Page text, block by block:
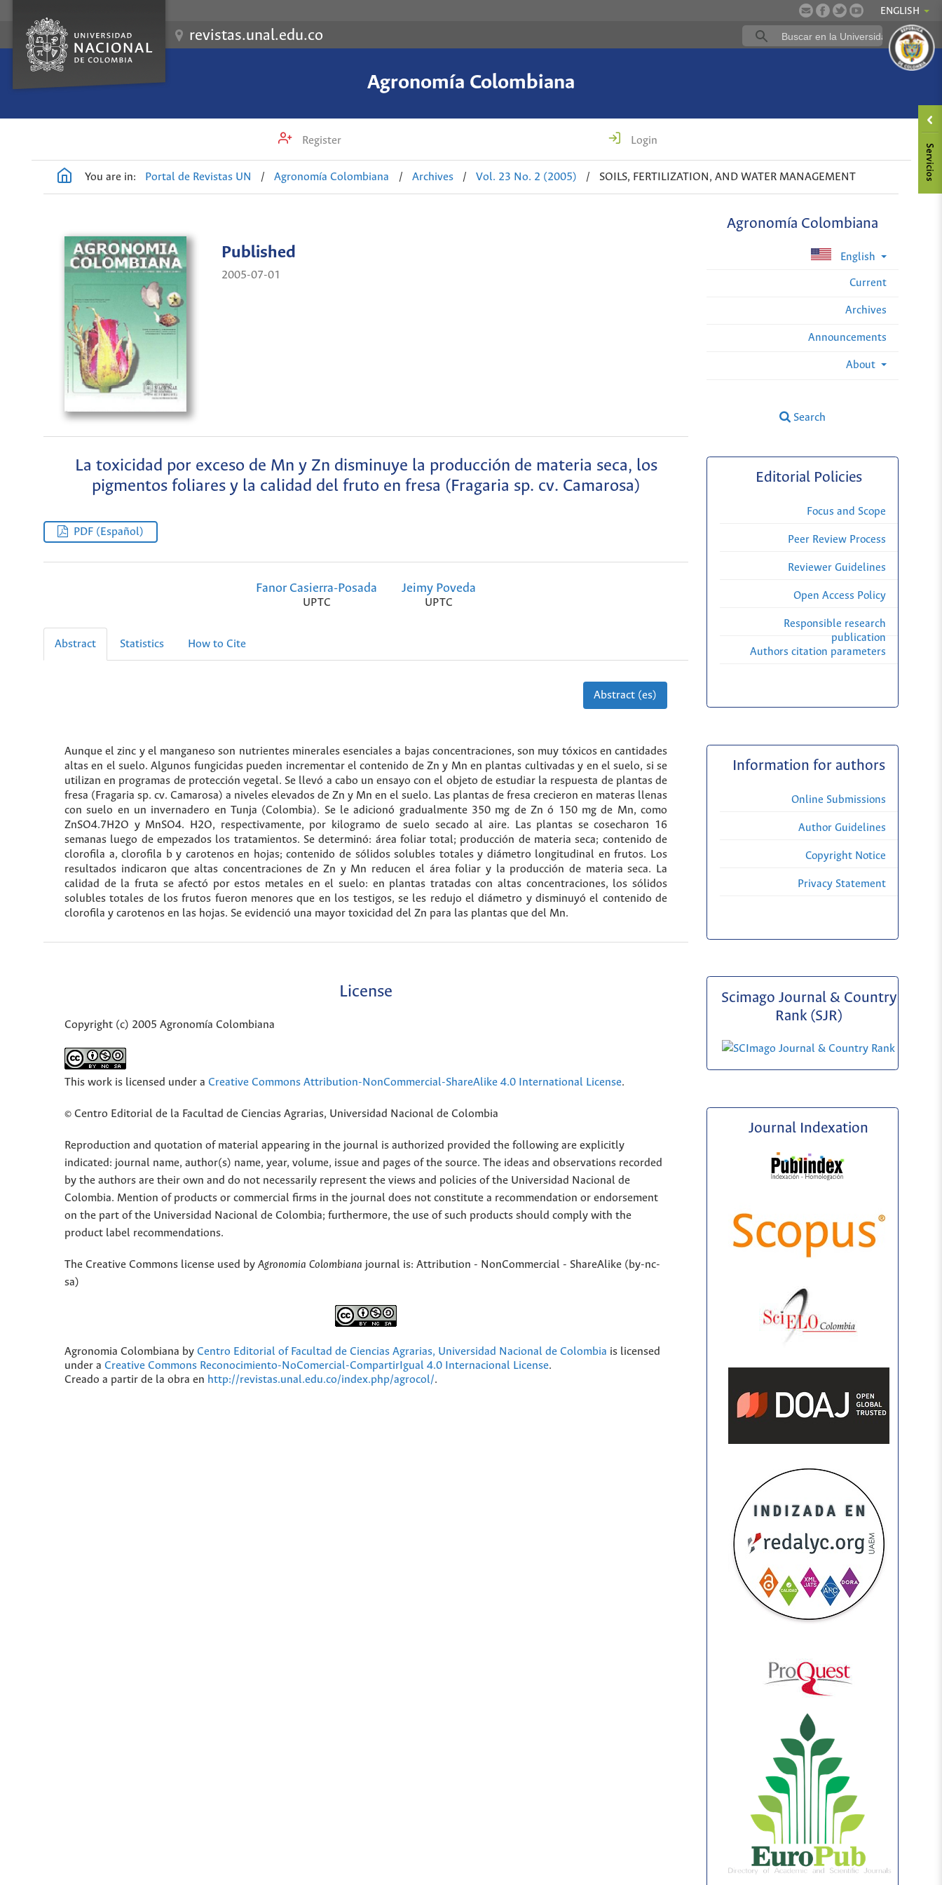
ENGLISH
revistas.unal.edu.co
Agronomía Colombiana
Register Login
You are in: Portal de Revistas UN / Agronomía Colombiana / Archives / Vol. 23 No. 2 (2005) / SOILS, FERTILIZATION, AND WATER MANAGEMENT
Agronomía Colombiana
English
Current
Archives
Announcements
About
Search
Published
2005-07-01
La toxicidad por exceso de Mn y Zn disminuye la producción de materia seca, los
pigmentos foliares y la calidad del fruto en fresa (Fragaria sp. cv. Camarosa)
PDF (Español)
Fanor Casierra-Posada
UPTC
Jeimy Poveda
UPTC
Abstract Statistics How to Cite
Abstract (es)
Aunque el zinc y el manganeso son nutrientes minerales esenciales a bajas concentraciones, son muy tóxicos en cantidades
altas en el suelo. Algunos fungicidas pueden incrementar el contenido de Zn y Mn en plantas cultivadas y en el suelo, si se
utilizan en programas de protección vegetal. Se llevó a cabo un ensayo con el objeto de estudiar la respuesta de plantas de
fresa (Fragaria sp. cv. Camarosa) a niveles elevados de Zn y Mn en el suelo. Las plantas de fresa crecieron en materas llenas
con suelo en un invernadero en Tunja (Colombia). Se le adicionó gradualmente 350 mg de Zn ó 150 mg de Mn, como
ZnSO4.7H2O y MnSO4. H2O, respectivamente, por kilogramo de suelo secado al aire. Las plantas se cosecharon 16
semanas luego de empezados los tratamientos. Se determinó: área foliar total; producción de materia seca; contenido de
clorofila a, clorofila b y carotenos en hojas; contenido de sólidos solubles totales y diámetro longitudinal en frutos. Los
resultados indicaron que altas concentraciones de Zn y Mn reducen el área foliar y la producción de materia seca. La
calidad de la fruta se afectó por estos metales en el suelo: en plantas tratadas con altas concentraciones, los sólidos
solubles totales de los frutos fueron menores que en los testigos, se les redujo el diámetro y disminuyó el contenido de
clorofila y carotenos en las hojas. Se evidenció una mayor toxicidad del Zn para las plantas que del Mn.
License
Copyright (c) 2005 Agronomía Colombiana
This work is licensed under a Creative Commons Attribution-NonCommercial-ShareAlike 4.0 International License.
© Centro Editorial de la Facultad de Ciencias Agrarias, Universidad Nacional de Colombia
Reproduction and quotation of material appearing in the journal is authorized provided the following are explicitly
indicated: journal name, author(s) name, year, volume, issue and pages of the source. The ideas and observations recorded
by the authors are their own and do not necessarily represent the views and policies of the Universidad Nacional de
Colombia. Mention of products or commercial firms in the journal does not constitute a recommendation or endorsement
on the part of the Universidad Nacional de Colombia; furthermore, the use of such products should comply with the
product label recommendations.
The Creative Commons license used by Agronomia Colombiana journal is: Attribution - NonCommercial - ShareAlike (by-nc-
sa)
Agronomia Colombiana by Centro Editorial of Facultad de Ciencias Agrarias, Universidad Nacional de Colombia is licensed
under a Creative Commons Reconocimiento-NoComercial-CompartirIgual 4.0 Internacional License.
Creado a partir de la obra en http://revistas.unal.edu.co/index.php/agrocol/.
Editorial Policies
Focus and Scope
Peer Review Process
Reviewer Guidelines
Open Access Policy
Responsible research
publication
Authors citation parameters
Information for authors
Online Submissions
Author Guidelines
Copyright Notice
Privacy Statement
Scimago Journal & Country
Rank (SJR)
Journal Indexation